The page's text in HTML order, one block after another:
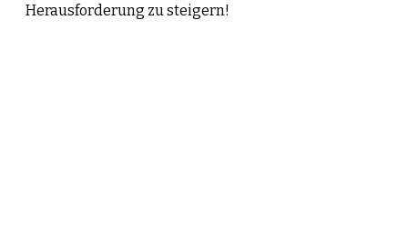
Herausforderung zu steigern!